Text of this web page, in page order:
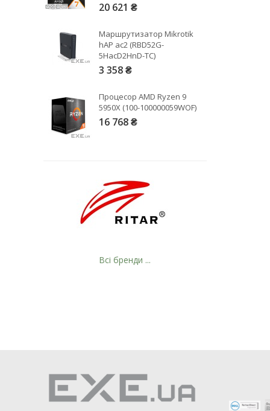
21
63
20 621 ₴
Маршрутизатор Mikrotik
hAP ac2 (RBD52G-
5HacD2HnD-TC)
3 358 ₴
Процесор AMD Ryzen 9
5950X (100-100000059WOF)
16 768 ₴
Всі бренди ...